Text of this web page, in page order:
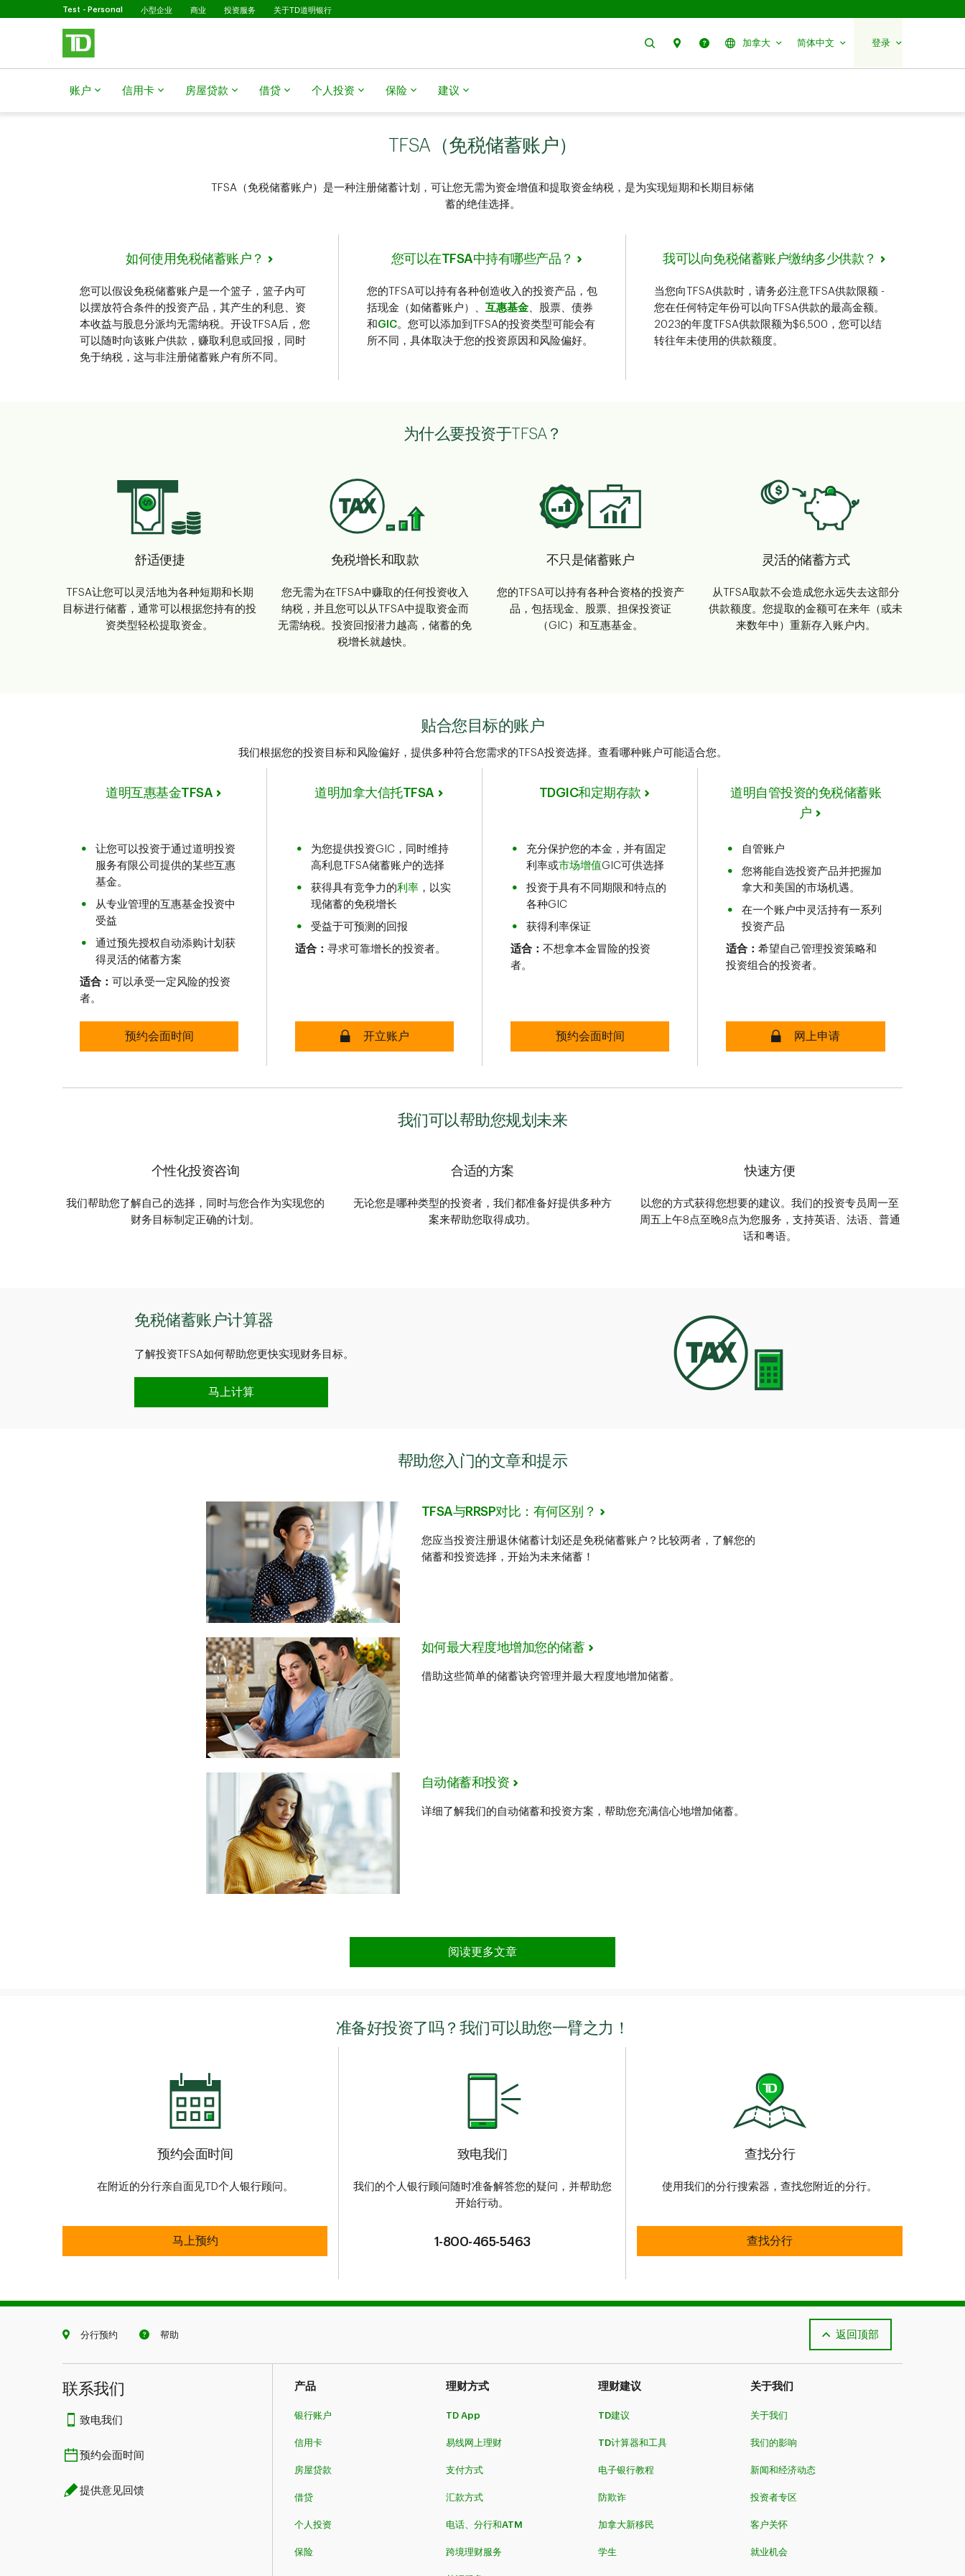
跳转到主要内容Test - Personal 已选择小型企业 商业 投资服务 关于TD道明银行
搜索 分行预约帮助 加拿大 简体中文 登录
账户 信用卡 房屋贷款 借贷 个人投资 保险 建议
TFSA（免税储蓄账户）
TFSA（免税储蓄账户）是一种注册储蓄计划，可让您无需为资金增值和提取资金纳税，是为实现短期和长期目标储
蓄的绝佳选择。
如何使用免税储蓄账户？
您可以假设免税储蓄账户是一个篮子，篮子内可
以摆放符合条件的投资产品，其产生的利息、资
本收益与股息分派均无需纳税。开设TFSA后，您
可以随时向该账户供款，赚取利息或回报，同时
免于纳税，这与非注册储蓄账户有所不同。
您可以在TFSA中持有哪些产品？
您的TFSA可以持有各种创造收入的投资产品，包
括现金（如储蓄账户）、 互惠基金、股票、债券
和 GIC。您可以添加到TFSA的投资类型可能会有
所不同，具体取决于您的投资原因和风险偏好。
我可以向免税储蓄账户缴纳多少供款？
当您向TFSA供款时，请务必注意TFSA供款限额 -
您在任何特定年份可以向TFSA供款的最高金额。
2023的年度TFSA供款限额为$6,500，您可以结
转往年未使用的供款额度。
为什么要投资于TFSA？
舒适便捷
TFSA让您可以灵活地为各种短期和长期
目标进行储蓄，通常可以根据您持有的投
资类型轻松提取资金。
免税增长和取款
您无需为在TFSA中赚取的任何投资收入
纳税，并且您可以从TFSA中提取资金而
无需纳税。投资回报潜力越高，储蓄的免
税增长就越快。
不只是储蓄账户
您的TFSA可以持有各种合资格的投资产
品，包括现金、股票、担保投资证
（GIC）和互惠基金。
灵活的储蓄方式
从TFSA取款不会造成您永远失去这部分
供款额度。您提取的金额可在来年（或未
来数年中）重新存入账户内。
贴合您目标的账户
我们根据您的投资目标和风险偏好，提供多种符合您需求的TFSA投资选择。查看哪种账户可能适合您。
道明互惠基金TFSA
让您可以投资于通过道明投资
服务有限公司提供的某些互惠
基金。
从专业管理的互惠基金投资中
受益
通过预先授权自动添购计划获
得灵活的储蓄方案
适合： 可以承受一定风险的投资
者。
道明互惠基金TFSA
预约会面时间
道明加拿大信托TFSA
为您提供投资GIC，同时维持
高利息TFSA储蓄账户的选择
获得具有竞争力的利率 ，以实
现储蓄的免税增长
受益于可预测的回报
适合： 寻求可靠增长的投资者。
TD加拿大信托TFSA -安全开设账户
开立账户
TDGIC和定期存款
充分保护您的本金，并有固定
利率或市场增值GIC可供选择
投资于具有不同期限和特点的
各种GIC
获得利率保证
适合： 不想拿本金冒险的投资
者。
TD GIC和定期存款 - 安全开设账户
预约会面时间
道明自管投资的免税储蓄账
户
自管账户
您将能自选投资产品并把握加
拿大和美国的市场机遇。
在一个账户中灵活持有一系列
投资产品
适合： 希望自己管理投资策略和
投资组合的投资者。
道明自管投资的免税储蓄账户
网上申请
我们可以帮助您规划未来
个性化投资咨询
我们帮助您了解自己的选择，同时与您合作为实现您的
财务目标制定正确的计划。
合适的方案
无论您是哪种类型的投资者，我们都准备好提供多种方
案来帮助您取得成功。
快速方便
以您的方式获得您想要的建议。我们的投资专员周一至
周五上午8点至晚8点为您服务，支持英语、法语、普通
话和粤语。
免税储蓄账户计算器
了解投资TFSA如何帮助您更快实现财务目标。
免税储蓄账户计算器
马上计算
帮助您入门的文章和提示
TFSA与RRSP对比：有何区别？
您应当投资注册退休储蓄计划还是免税储蓄账户？比较两者，了解您的
储蓄和投资选择，开始为未来储蓄！
如何最大程度地增加您的储蓄
借助这些简单的储蓄诀窍管理并最大程度地增加储蓄。
自动储蓄和投资
详细了解我们的自动储蓄和投资方案，帮助您充满信心地增加储蓄。
阅读更多文章
准备好投资了吗？我们可以助您一臂之力！
预约会面时间
在附近的分行亲自面见TD个人银行顾问。
预约会面时间
马上预约
致电我们
我们的个人银行顾问随时准备解答您的疑问，并帮助您
开始行动。
1-800-465-5463
查找分行
使用我们的分行搜索器，查找您附近的分行。
查找分行
查找分行
分行预约 帮助 返回顶部
联系我们​​​​​​​
致电我们
预约会面时间
提供意见回馈
产品
银行账户
信用卡
房屋贷款
借贷
个人投资
保险
理财方式
TD App
易线网上理财
支付方式
汇款方式
电话、分行和ATM
跨境理财服务
理财建议
TD建议
TD计算器和工具
电子银行教程
防欺诈
加拿大新移民
学生
关于我们
关于我们
我们的影响
新闻和经济动态
投资者专区
客户关怀
就业机会